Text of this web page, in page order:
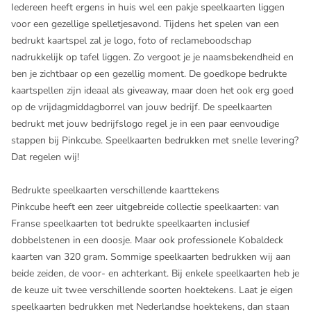
Iedereen heeft ergens in huis wel een pakje speelkaarten liggen
voor een gezellige spelletjesavond. Tijdens het spelen van een
bedrukt kaartspel zal je logo, foto of reclameboodschap
nadrukkelijk op tafel liggen. Zo vergoot je je naamsbekendheid en
ben je zichtbaar op een gezellig moment. De goedkope bedrukte
kaartspellen zijn ideaal als giveaway, maar doen het ook erg goed
op de vrijdagmiddagborrel van jouw bedrijf. De speelkaarten
bedrukt met jouw bedrijfslogo regel je in een paar eenvoudige
stappen bij Pinkcube. Speelkaarten bedrukken met snelle levering?
Dat regelen wij!
Bedrukte speelkaarten verschillende kaarttekens
Pinkcube heeft een zeer uitgebreide collectie speelkaarten: van
Franse speelkaarten tot bedrukte speelkaarten inclusief
dobbelstenen in een doosje. Maar ook professionele Kobaldeck
kaarten van 320 gram. Sommige speelkaarten bedrukken wij aan
beide zeiden, de voor- en achterkant. Bij enkele speelkaarten heb je
de keuze uit twee verschillende soorten hoektekens. Laat je eigen
speelkaarten bedrukken met Nederlandse hoektekens, dan staan